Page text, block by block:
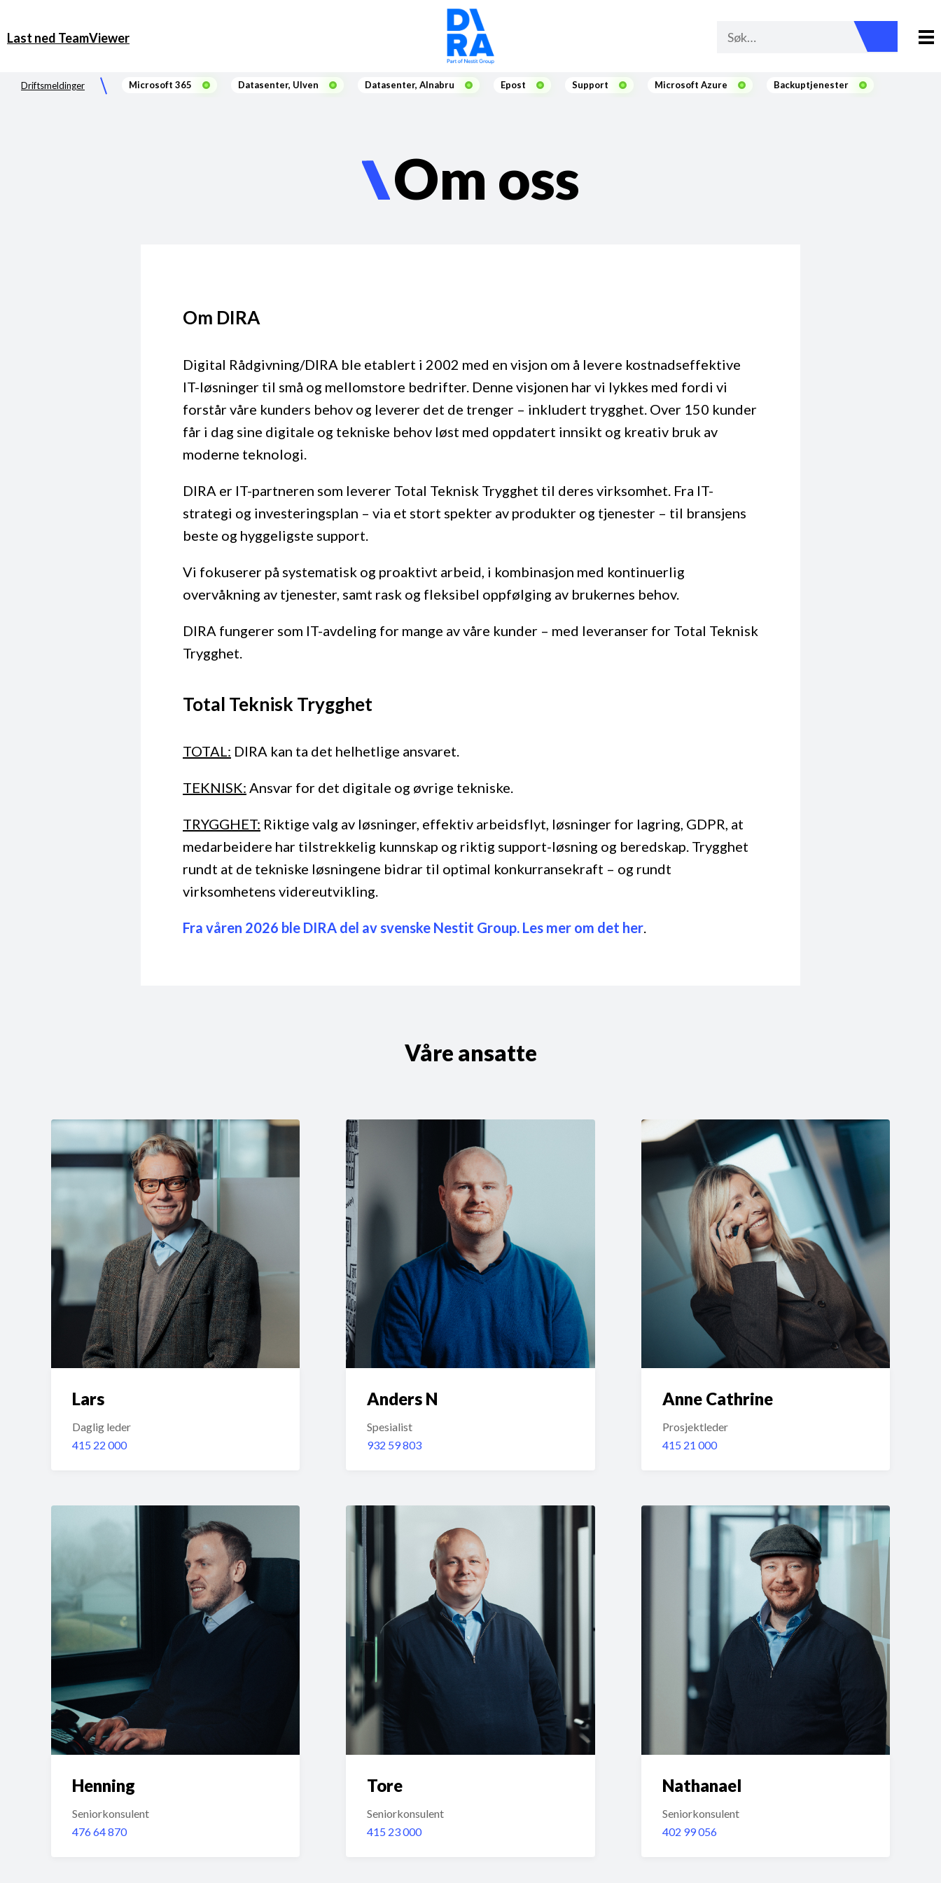
Last ned TeamViewer
Driftsmeldinger Microsoft 365 Datasenter, Ulven Datasenter, Alnabru Epost Support Microsoft Azure Backuptjenester
Om oss
Om DIRA
Digital Rådgivning/DIRA ble etablert i 2002 med en visjon om å levere kostnadseffektive
IT-løsninger til små og mellomstore bedrifter. Denne visjonen har vi lykkes med fordi vi
forstår våre kunders behov og leverer det de trenger – inkludert trygghet. Over 150 kunder
får i dag sine digitale og tekniske behov løst med oppdatert innsikt og kreativ bruk av
moderne teknologi.
DIRA er IT-partneren som leverer Total Teknisk Trygghet til deres virksomhet. Fra IT-
strategi og investeringsplan – via et stort spekter av produkter og tjenester – til bransjens
beste og hyggeligste support.
Vi fokuserer på systematisk og proaktivt arbeid, i kombinasjon med kontinuerlig
overvåkning av tjenester, samt rask og fleksibel oppfølging av brukernes behov.
DIRA fungerer som IT-avdeling for mange av våre kunder – med leveranser for Total Teknisk
Trygghet.
Total Teknisk Trygghet
TOTAL: DIRA kan ta det helhetlige ansvaret.
TEKNISK: Ansvar for det digitale og øvrige tekniske.
TRYGGHET: Riktige valg av løsninger, effektiv arbeidsflyt, løsninger for lagring, GDPR, at
medarbeidere har tilstrekkelig kunnskap og riktig support-løsning og beredskap. Trygghet
rundt at de tekniske løsningene bidrar til optimal konkurransekraft – og rundt
virksomhetens videreutvikling.
Fra våren 2026 ble DIRA del av svenske Nestit Group. Les mer om det her.
Våre ansatte
Lars
Daglig leder
415 22 000
Anders N
Spesialist
932 59 803
Anne Cathrine
Prosjektleder
415 21 000
Henning
Seniorkonsulent
476 64 870
Tore
Seniorkonsulent
415 23 000
Nathanael
Seniorkonsulent
402 99 056